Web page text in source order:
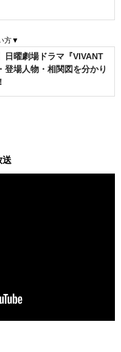
方▼
日曜劇場ドラマ『VIVANT
登場人物・相関図を分かり
送